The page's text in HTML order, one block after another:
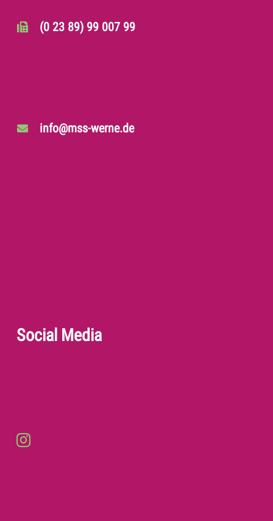
(0 23 89) 99 007 99
info@mss-werne.de
Social Media